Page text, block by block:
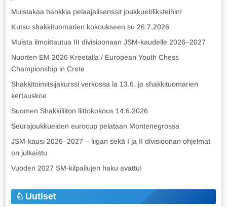
Muistakaa hankkia pelaajalisenssit joukkuebliksteihin!
Kutsu shakkituomarien kokoukseen su 26.7.2026
Muista ilmoittautua III divisioonaan JSM-kaudelle 2026–2027
Nuorten EM 2026 Kreetalla / European Youth Chess
Championship in Crete
Shakkitoimitsijakurssi verkossa la 13.6. ja shakkituomarien
kertauskoe
Suomen Shakkiliiton liittokokous 14.6.2026
Seurajoukkueiden eurocup pelataan Montenegrossa
JSM-kausi 2026–2027 – liigan sekä I ja II divisioonan ohjelmat
on julkaistu
Vuoden 2027 SM-kilpailujen haku avattu!
Uutiset